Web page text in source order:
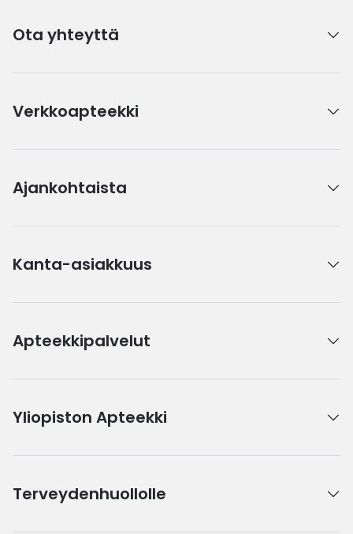
Ota yhteyttä
Verkkoapteekki
Ajankohtaista
Kanta-asiakkuus
Apteekkipalvelut
Yliopiston Apteekki
Terveydenhuollolle